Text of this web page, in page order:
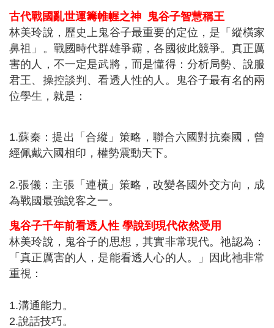
古代戰國亂世運籌帷幄之神 鬼谷子智慧稱王
林美玲說，歷史上鬼谷子最重要的定位，是「縱橫家
鼻祖」。戰國時代群雄爭霸，各國彼此競爭。真正厲
害的人，不一定是武將，而是懂得：分析局勢、說服
君王、操控談判、看透人性的人。鬼谷子最有名的兩
位學生，就是：
1.蘇秦：提出「合縱」策略，聯合六國對抗秦國，曾
經佩戴六國相印，權勢震動天下。
2.張儀：主張「連橫」策略，改變各國外交方向，成
為戰國最強說客之一。
鬼谷子千年前看透人性 學說到現代依然受用
林美玲說，鬼谷子的思想，其實非常現代。祂認為：
「真正厲害的人，是能看透人心的人。」因此祂非常
重視：
1.溝通能力。
2.說話技巧。